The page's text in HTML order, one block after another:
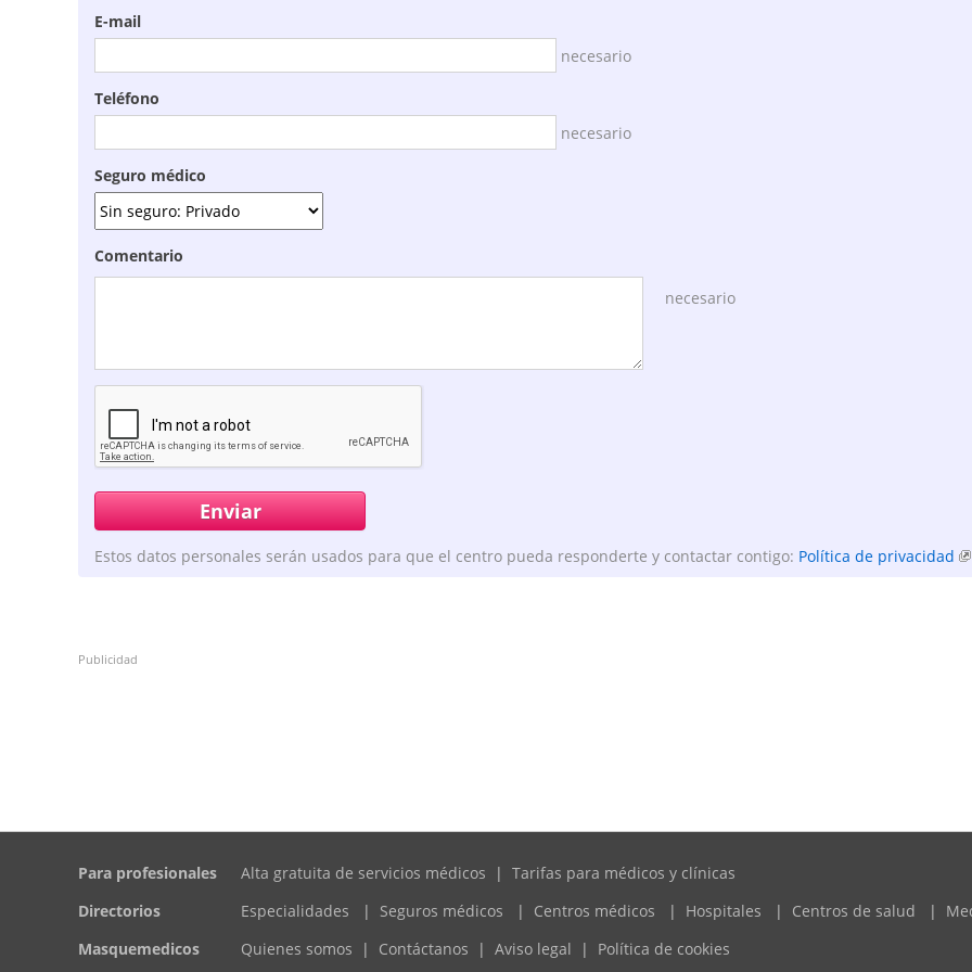
E-mail
necesario
Teléfono
necesario
Seguro médico
Comentario
necesario
Estos datos personales serán usados para que el centro pueda responderte y contactar contigo: Política de privacidad
Publicidad
Para profesionales Alta gratuita de servicios médicos | Tarifas para médicos y clínicas
Directorios
Especialidades | Seguros médicos | Centros médicos | Hospitales | Centros de salud |
Masquemedicos
Quienes somos | Contáctanos | Aviso legal | Política de cookies